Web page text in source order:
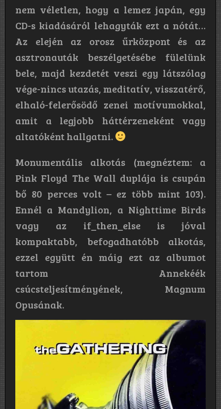
nem véletlen, hogy a lemez japán, egy
CD-s kiadásáról lehagyták ezt a nótát…
Az elején az orosz űrközpont és az
asztronauták beszélgetésébe fülelünk
bele, majd kezdetét veszi egy látszólag
vége-nincs utazás, meditatív, visszatérő,
elhaló-felerősödő zenei motívumokkal,
amit a legjobb háttérzeneként vagy
altatóként hallgatni.
Monumentális alkotás (megnéztem: a
Pink Floyd The Wall duplája is csupán
bő 80 perces volt – ez több mint 103).
Ennél a Mandylion, a Nighttime Birds
vagy az if_then_else is jóval
kompaktabb, befogadhatóbb alkotás,
ezzel együtt én máig ezt az albumot
tartom Annekéék
csúcsteljesítményének, Magnum
Opusának.